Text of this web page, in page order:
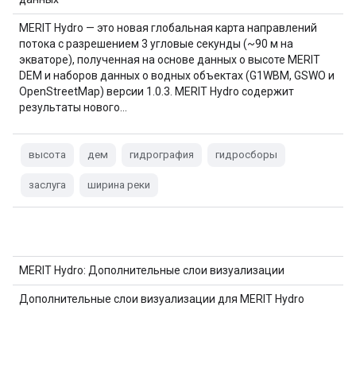
MERIT Hydro — это новая глобальная карта направлений
потока с разрешением 3 угловые секунды (~90 м на
экваторе), полученная на основе данных о высоте MERIT
DEM и наборов данных о водных объектах (G1WBM, GSWO и
OpenStreetMap) версии 1.0.3. MERIT Hydro содержит
результаты нового…
высота дем гидрография гидросборы
заслуга ширина реки
MERIT Hydro: Дополнительные слои визуализации
Дополнительные слои визуализации для MERIT Hydro